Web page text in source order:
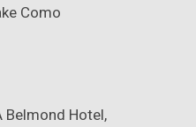
Como
Belmond Hotel,